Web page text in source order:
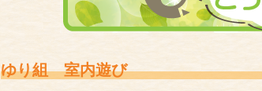
ゆり組 室内遊び